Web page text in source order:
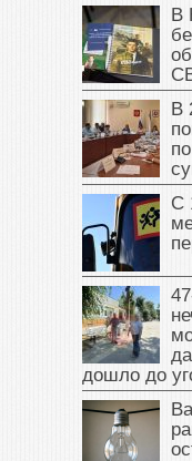
В
В
С
дошло до